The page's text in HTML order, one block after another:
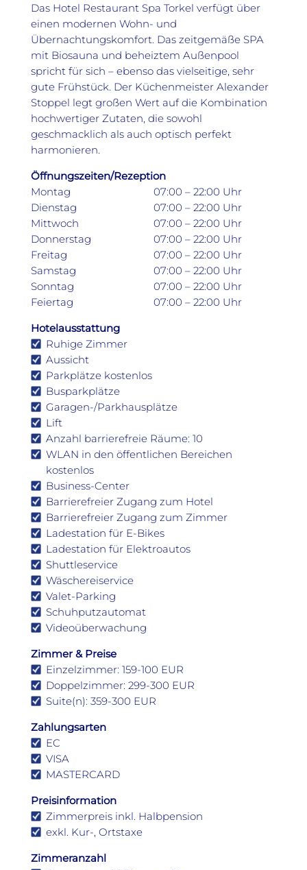
Das Hotel Restaurant Spa Torkel verfügt über
einen modernen Wohn- und
Übernachtungskomfort. Das zeitgemäße SPA
mit Biosauna und beheiztem Außenpool
spricht für sich – ebenso das vielseitige, sehr
gute Frühstück. Der Küchenmeister Alexander
Stoppel legt großen Wert auf die Kombination
hochwertiger Zutaten, die sowohl
geschmacklich als auch optisch perfekt
harmonieren.
Öffnungszeiten/Rezeption
Montag
07:00 – 22:00 Uhr
Dienstag
07:00 – 22:00 Uhr
Mittwoch
07:00 – 22:00 Uhr
Donnerstag
07:00 – 22:00 Uhr
Freitag
07:00 – 22:00 Uhr
Samstag
07:00 – 22:00 Uhr
Sonntag
07:00 – 22:00 Uhr
Feiertag
07:00 – 22:00 Uhr
Hotelausstattung
Ruhige Zimmer
Aussicht
Parkplätze kostenlos
Busparkplätze
Garagen-/Parkhausplätze
Lift
Anzahl barrierefreie Räume: 10
WLAN in den öffentlichen Bereichen
kostenlos
Business-Center
Barrierefreier Zugang zum Hotel
Barrierefreier Zugang zum Zimmer
Ladestation für E-Bikes
Ladestation für Elektroautos
Shuttleservice
Wäschereiservice
Valet-Parking
Schuhputzautomat
Videoüberwachung
Zimmer & Preise
Einzelzimmer: 159-100 EUR
Doppelzimmer: 299-300 EUR
Suite(n): 359-300 EUR
Zahlungsarten
EC
VISA
MASTERCARD
Preisinformation
Zimmerpreis inkl. Halbpension
exkl. Kur-, Ortstaxe
Zimmeranzahl